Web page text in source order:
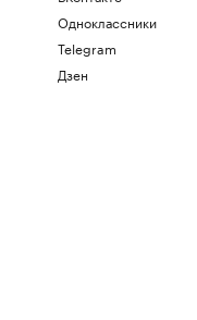
Одноклассники
Telegram
Дзен